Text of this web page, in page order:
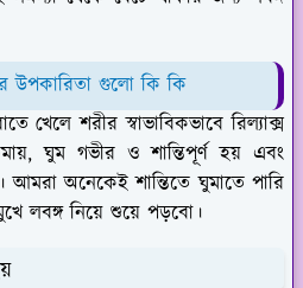
উপকারিতা গুলো কি কি
খেলে শরীর স্বাভাবিকভাবে রিল্যাক্স
ঘুম গভীর ও শান্তিপূর্ণ হয় এবং
অনেকেই শান্তিতে ঘুমাতে পারি
লবঙ্গ নিয়ে শুয়ে পড়বো।